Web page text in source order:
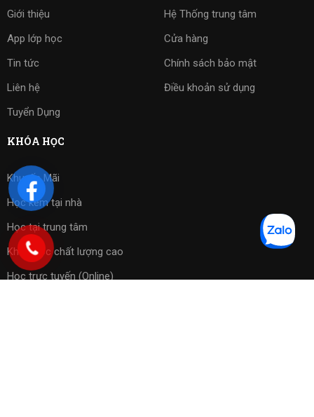
Giới thiệu
App lớp học
Tin tức
Liên hệ
Tuyển Dụng
Hệ Thống trung tâm
Cửa hàng
Chính sách bảo mật
Điều khoản sử dụng
KHÓA HỌC
Khuyến Mãi
Học kèm tại nhà
Học tại trung tâm
Khóa học chất lượng cao
Học trực tuyến (Online)